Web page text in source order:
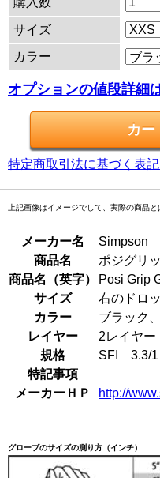
サイズ
カラー
オプションの値段詳細
特定商取引法に基づく表
上記画像はイメージでして、実際の商品と
メーカー名
Simpson
商品名
ポジグリ
商品名（英字）
Posi Grip
サイズ
右のドロ
カラー
ブラック
レイヤー
2レイヤー
規格
SFI 3.3/1
特記事項
メーカーＨＰ
http://
グローブのサイズの測り方（インチ）